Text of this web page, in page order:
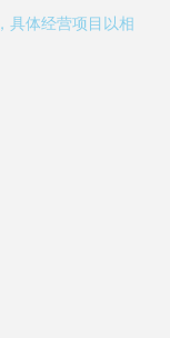
具体经营项目以相